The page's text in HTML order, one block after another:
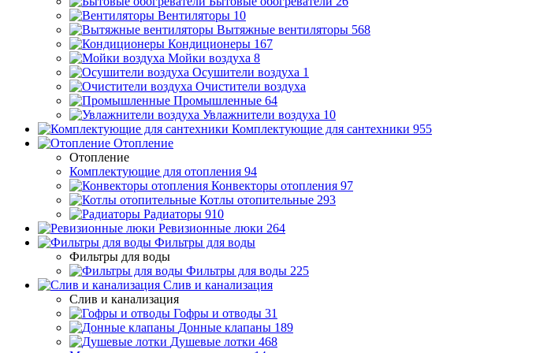
Вентиляторы 10
Вытяжные вентиляторы 568
Кондиционеры 167
Мойки воздуха 8
Осушители воздуха 1
Очистители воздуха
Промышленные 64
Увлажнители воздуха 10
Комплектующие для сантехники 955
Отопление
Отопление
Комплектующие для отопления 94
Конвекторы отопления 97
Котлы отопительные 293
Радиаторы 910
Ревизионные люки 264
Фильтры для воды
Фильтры для воды
Фильтры для воды 225
Слив и канализация
Слив и канализация
Гофры и отводы 31
Донные клапаны 189
Душевые лотки 468